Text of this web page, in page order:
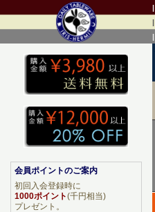
会員ポイントのご案内
初回入会登録時に
1000ポイント(千円相当)
プレゼント。
|
|
|